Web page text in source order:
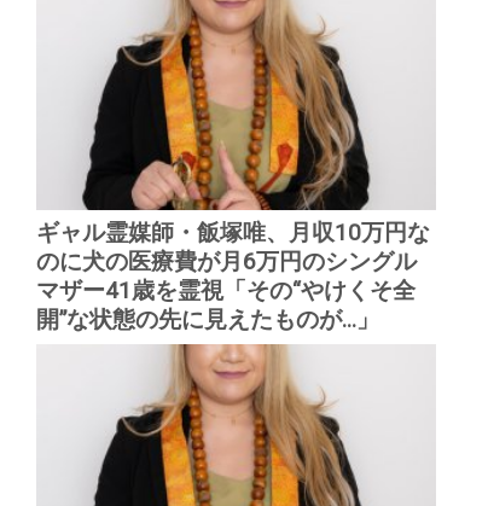
ギャル霊媒師・飯塚唯、月収10万円な
のに犬の医療費が月6万円のシングル
マザー41歳を霊視「その“やけくそ全
開”な状態の先に見えたものが...」